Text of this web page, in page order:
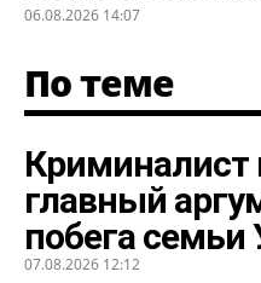
06.08.2026 14:07
По теме
Криминалист
главный
побега
07.08.2026 12:12